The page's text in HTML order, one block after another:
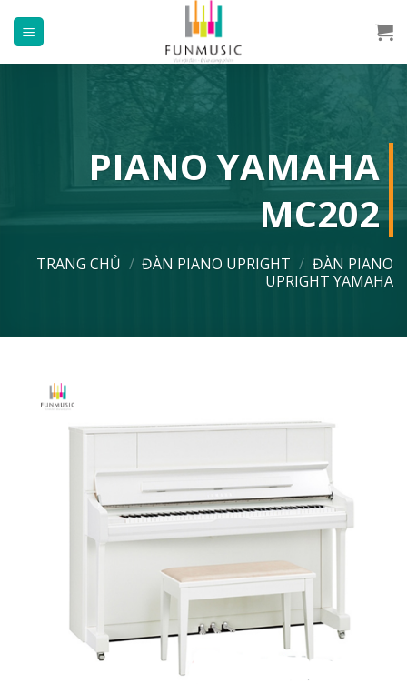
đến
PIANO YAMAHA
MC202
TRANG CHỦ / ĐÀN PIANO UPRIGHT / ĐÀN PIANO
UPRIGHT YAMAHA